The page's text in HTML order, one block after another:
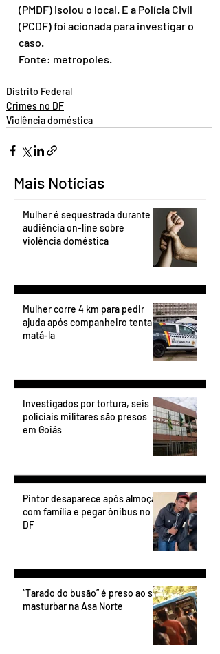
(PMDF) isolou o local. E a Polícia Civil
(PCDF) foi acionada para investigar o
caso.
Fonte: metropoles.
Distrito Federal
Crimes no DF
Violência doméstica
Mais Notícias
Mulher é sequestrada durante
audiência on-line sobre
violência doméstica
Mulher corre 4 km para pedir
ajuda após companheiro tentar
matá-la
Investigados por tortura, seis
policiais militares são presos
em Goiás
Pintor desaparece após almoçar
com família e pegar ônibus no
DF
“Tarado do busão” é preso ao se
masturbar na Asa Norte